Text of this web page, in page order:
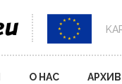
О НАС АРХИВ